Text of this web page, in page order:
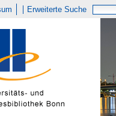
Erweiterte Suche